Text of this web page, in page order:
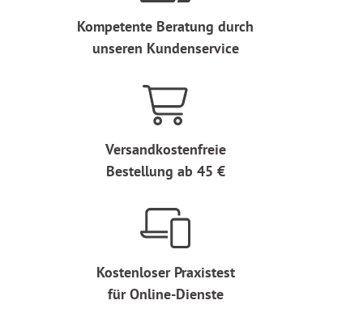
Kompetente Beratung durch
unseren Kundenservice
Versandkostenfreie
Bestellung ab 45 €
Kostenloser Praxistest
für Online-Dienste